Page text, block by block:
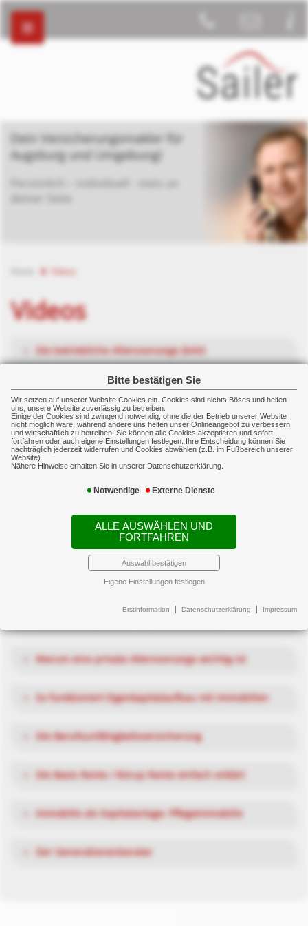
Bitte bestätigen Sie
Wir setzen auf unserer Website Cookies ein. Cookies sind nichts Böses und helfen
uns, unsere Website zuverlässig zu betreiben.
Einige der Cookies sind zwingend notwendig, ohne die der Betrieb unserer Website
nicht möglich wäre, während andere uns helfen unser Onlineangebot zu verbessern
und wirtschaftlich zu betreiben. Sie können alle Cookies akzeptieren und sofort
fortfahren oder auch eigene Einstellungen festlegen. Ihre Entscheidung können Sie
nachträglich jederzeit widerrufen und Cookies abwählen (z.B. im Fußbereich unserer
Website).
Nähere Hinweise erhalten Sie in unserer Datenschutzerklärung.
Notwendige Externe Dienste
ALLE AUSWÄHLEN UND
FORTFAHREN
Auswahl bestätigen
Eigene Einstellungen festlegen
Erstinformation Datenschutzerklärung Impressum
Dein Versicherungsmakler für
Augsburg und Umgebung!
Persönlich – individuell - stets an
deiner Seite
Videos
Videos
Die betriebliche Altersvorsorge (bAV)
PKV Beitragsentlastung im Alter
Die betriebliche Krankenversicherung
Gut versichert ist, wer gut versichert ist
Die Riester Rente einfach erklärt
So finanzieren Sie Ihre Immobilie richtig
Warum eine private Altersvorsorge wichtig ist
So funktioniert Eigenkapitalaufbau mit Immobilien
Die Berufsunfähigkeitsversicherung
Die Basis Rente / Rürup Rente einfach erklärt
Immobilie als Kapitalanlage: Pflegeimmobilie
Der Generationenberater